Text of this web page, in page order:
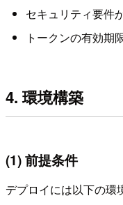
セキュリティ要件
トークンの有効期
4. 環境構築
(1) 前提条件
デプロイには以下の環